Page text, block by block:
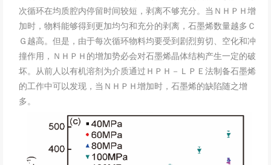
次循环在均质腔内停留时间较短，剥离不够充分。当ＮＨＰＨ增
加时，物料能够得到更加均匀和充分的剥离，石墨烯数量越多Ｃ
Ｇ越高。但是，由于每次循环物料均要受到剧烈剪切、空化和冲
撞作用，ＮＨＰＨ的增加势必会对石墨烯晶体结构产生一定的破
坏。从前人以有机溶剂为介质通过ＨＰＨ－ＬＰＥ法制备石墨烯
的工作中可以发现，当ＮＨＰＨ增加时，石墨烯的缺陷随之增
多。